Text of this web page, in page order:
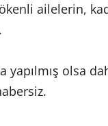
ailelerin,
yapılmış olsa